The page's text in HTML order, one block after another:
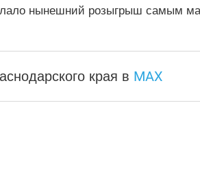
нынешний розыгрыш самым
края в MAX